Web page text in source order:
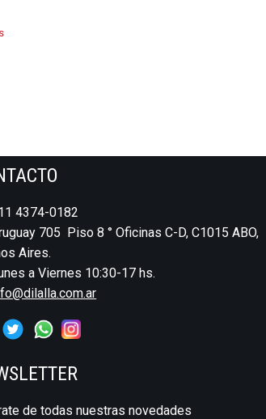
4374-0182
705 Piso 8 ° Oficinas C-D, C1015 ABO,
Aires.
a Viernes 10:30-17 hs.
de todas nuestras novedades